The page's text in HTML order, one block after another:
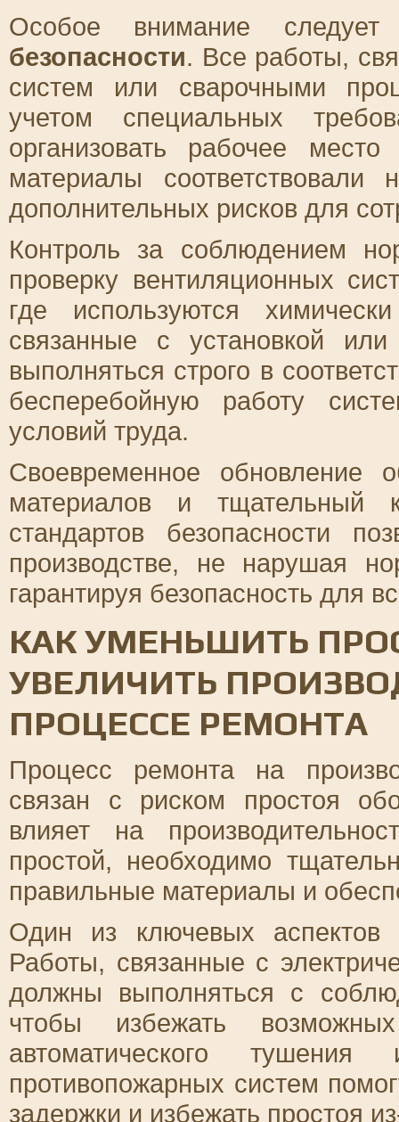
Особое внимание
безопасности. Все работы,
систем или сварочными
учетом специальных
организовать рабочее
материалы
дополнительных рисков для
Контроль за соблюдением
проверку вентиляционных
где используются
связанные с установкой
выполняться строго в
бесперебойную работу
условий труда.
Своевременное обновление
материалов и тщательный
стандартов безопасности
производстве, не нарушая
гарантируя безопасность для
КАК УМЕНЬШИТЬ
УВЕЛИЧИТЬ
ПРОЦЕССЕ РЕМОНТА
Процесс ремонта на
связан с риском простоя
влияет на
простой, необходимо
правильные материалы и
Один из ключевых
Работы, связанные с
должны выполняться с
чтобы избежать
автоматического
противопожарных систем
задержки и избежать простоя